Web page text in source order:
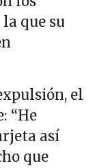
que su
el
“He
así
que